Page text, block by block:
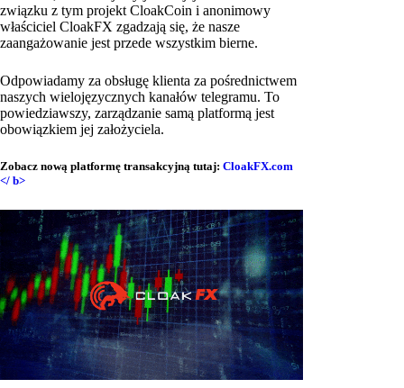
związku z tym projekt CloakCoin i anonimowy
właściciel CloakFX zgadzają się, że nasze
zaangażowanie jest przede wszystkim bierne.
Odpowiadamy za obsługę klienta za pośrednictwem
naszych wielojęzycznych kanałów telegramu. To
powiedziawszy, zarządzanie samą platformą jest
obowiązkiem jej założyciela.
Zobacz nową platformę transakcyjną tutaj: CloakFX.com
</ b>